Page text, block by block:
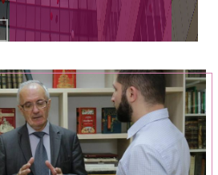
იხილეთ მეტი